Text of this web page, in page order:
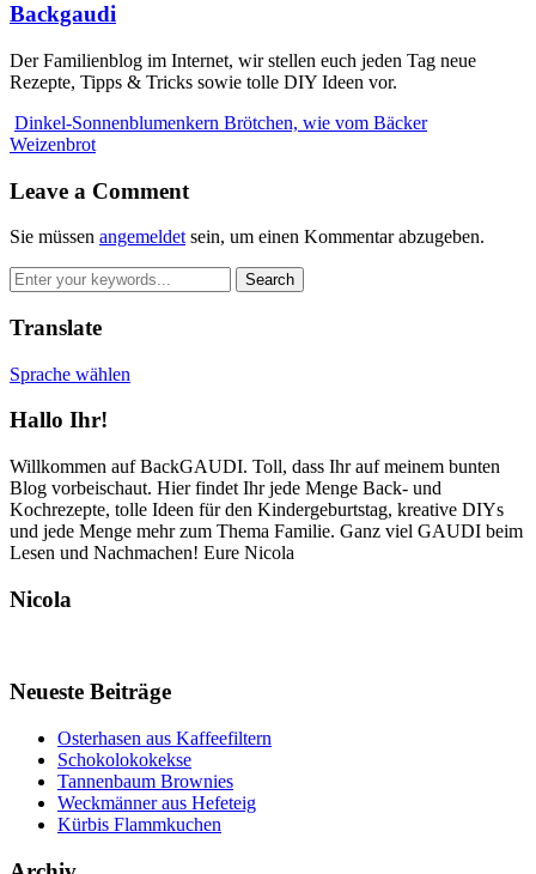
Backgaudi
Der Familienblog im Internet, wir stellen euch jeden Tag neue
Rezepte, Tipps & Tricks sowie tolle DIY Ideen vor.
Dinkel-Sonnenblumenkern Brötchen, wie vom Bäcker
Weizenbrot
Leave a Comment
Sie müssen angemeldet sein, um einen Kommentar abzugeben.
Translate
Sprache wählen
Hallo Ihr!
Willkommen auf BackGAUDI. Toll, dass Ihr auf meinem bunten
Blog vorbeischaut. Hier findet Ihr jede Menge Back- und
Kochrezepte, tolle Ideen für den Kindergeburtstag, kreative DIYs
und jede Menge mehr zum Thema Familie. Ganz viel GAUDI beim
Lesen und Nachmachen! Eure Nicola
Nicola
Neueste Beiträge
Osterhasen aus Kaffeefiltern
Schokolokokekse
Tannenbaum Brownies
Weckmänner aus Hefeteig
Kürbis Flammkuchen